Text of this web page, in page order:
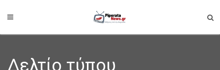
Δελτίο τύπου